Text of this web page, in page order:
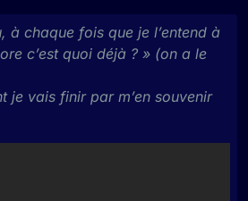
à chaque fois que je l’entend à
c’est quoi déjà ? » (on a le
je vais finir par m’en souvenir